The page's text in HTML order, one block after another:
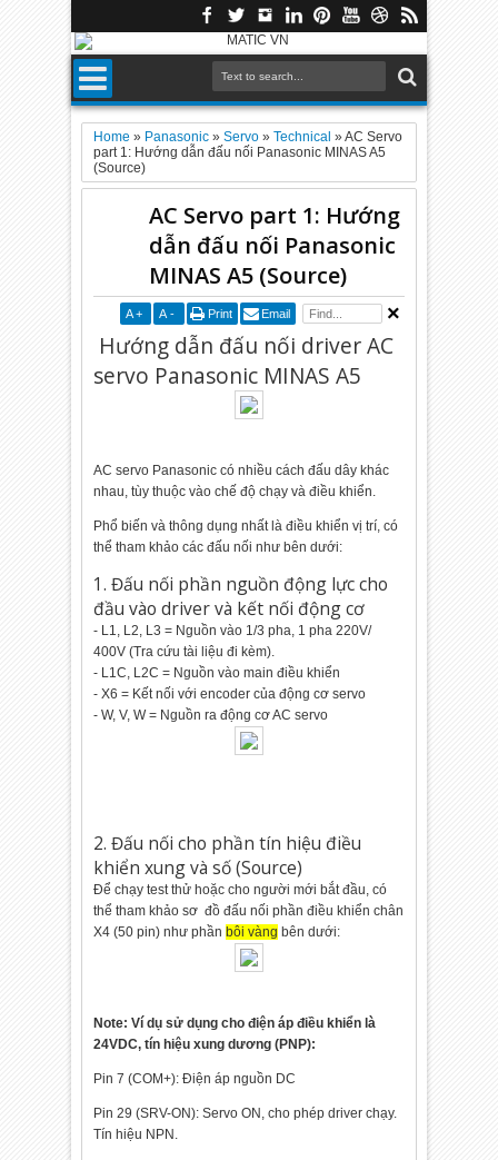
Home » Panasonic »Servo »Technical »AC Servo
part 1: Hướng dẫn đấu nối Panasonic MINAS A5
(Source)
AC Servo part 1: Hướng
dẫn đấu nối Panasonic
MINAS A5 (Source)
A + A - Print Email
Hướng dẫn đấu nối driver AC
servo Panasonic MINAS A5
AC servo Panasonic có nhiều cách đấu dây khác
nhau, tùy thuộc vào chế độ chạy và điều khiển.
Phổ biến và thông dụng nhất là điều khiển vị trí, có
thể tham khảo các đấu nối như bên dưới:
1. Đấu nối phần nguồn động lực cho
đầu vào driver và kết nối động cơ
- L1, L2, L3 = Nguồn vào 1/3 pha, 1 pha 220V/
400V (Tra cứu tài liệu đi kèm).
- L1C, L2C = Nguồn vào main điều khiển
- X6 = Kết nối với encoder của động cơ servo
- W, V, W = Nguồn ra động cơ AC servo
2. Đấu nối cho phần tín hiệu điều
khiển xung và số (Source)
Để chạy test thử hoặc cho người mới bắt đầu, có
thể tham khảo sơ đồ đấu nối phần điều khiển chân
X4 (50 pin) như phần bôi vàng bên dưới:
Note: Ví dụ sử dụng cho điện áp điều khiển là
24VDC, tín hiệu xung dương (PNP):
Pin 7 (COM+): Điện áp nguồn DC
Pin 29 (SRV-ON): Servo ON, cho phép driver chạy.
Tín hiệu NPN.